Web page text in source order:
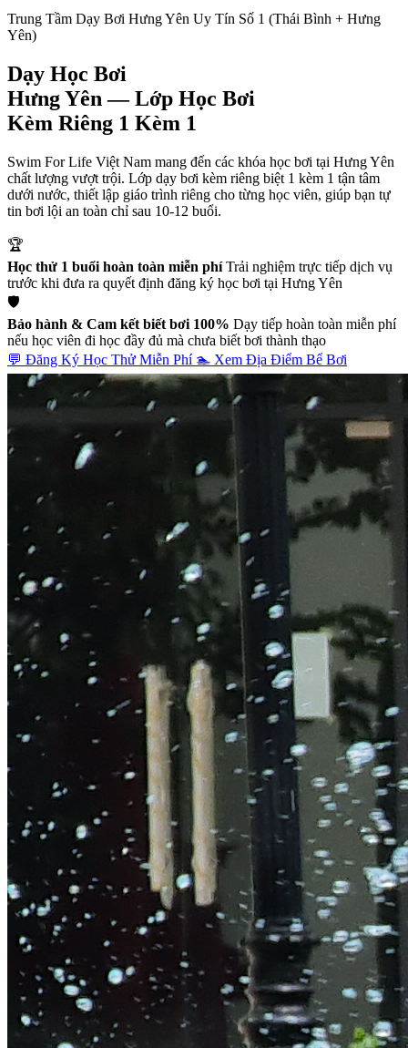
Trung Tầm Dạy Bơi Hưng Yên Uy Tín Số 1 (Thái Bình + Hưng
Yên)
Dạy Học Bơi
Hưng Yên — Lớp Học Bơi
Kèm Riêng 1 Kèm 1
Swim For Life Việt Nam mang đến các khóa học bơi tại Hưng Yên
chất lượng vượt trội. Lớp dạy bơi kèm riêng biệt 1 kèm 1 tận tâm
dưới nước, thiết lập giáo trình riêng cho từng học viên, giúp bạn tự
tin bơi lội an toàn chỉ sau 10-12 buổi.
🏆
Học thử 1 buổi hoàn toàn miễn phí Trải nghiệm trực tiếp dịch vụ
trước khi đưa ra quyết định đăng ký học bơi tại Hưng Yên
🛡️
Bảo hành & Cam kết biết bơi 100% Dạy tiếp hoàn toàn miễn phí
nếu học viên đi học đầy đủ mà chưa biết bơi thành thạo
💬 Đăng Ký Học Thử Miễn Phí 🏊 Xem Địa Điểm Bể Bơi